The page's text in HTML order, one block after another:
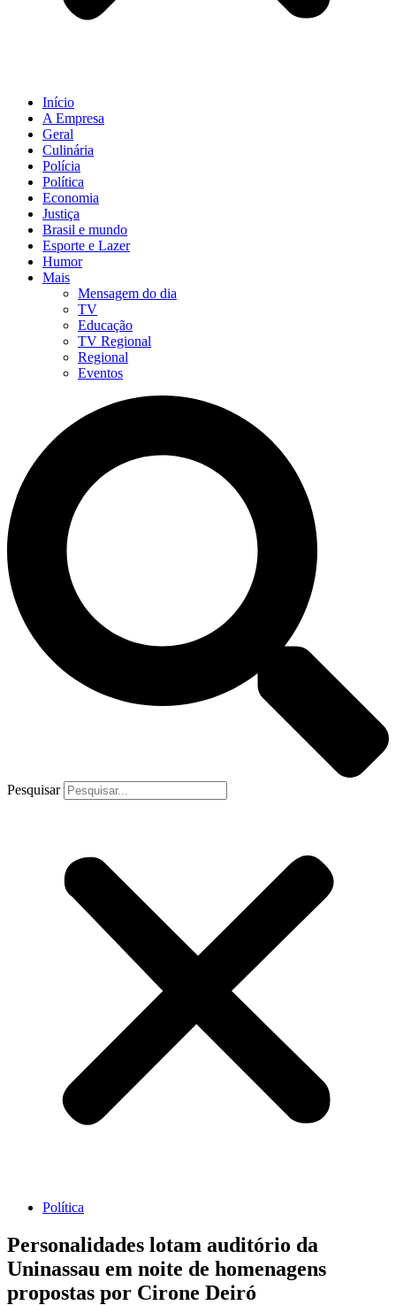
Início
A Empresa
Geral
Culinária
Polícia
Política
Economia
Justiça
Brasil e mundo
Esporte e Lazer
Humor
Mais
Mensagem do dia
TV
Educação
TV Regional
Regional
Eventos
Pesquisar
Política
Personalidades lotam auditório da
Uninassau em noite de homenagens
propostas por Cirone Deiró